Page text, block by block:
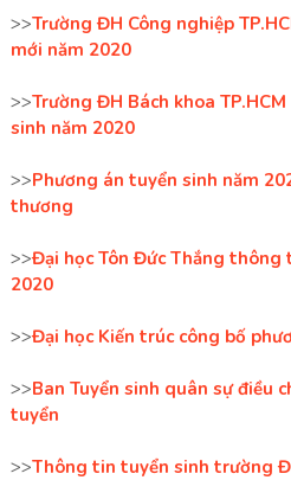
>>Trường ĐH Công nghiệp
mới năm 2020
>>Trường ĐH Bách khoa
sinh năm 2020
>>Phương án tuyển sinh năm
thương
>>Đại học Tôn Đức Thắng
2020
>>Đại học Kiến trúc công bố
>>Ban Tuyển sinh quân sự điều
tuyển
>>Thông tin tuyển sinh trường